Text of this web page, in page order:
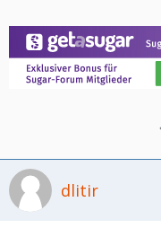
dlitir